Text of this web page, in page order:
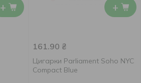
+ +
161.90 ₴
Цигарки Parliament Soho NYC
Compact Blue